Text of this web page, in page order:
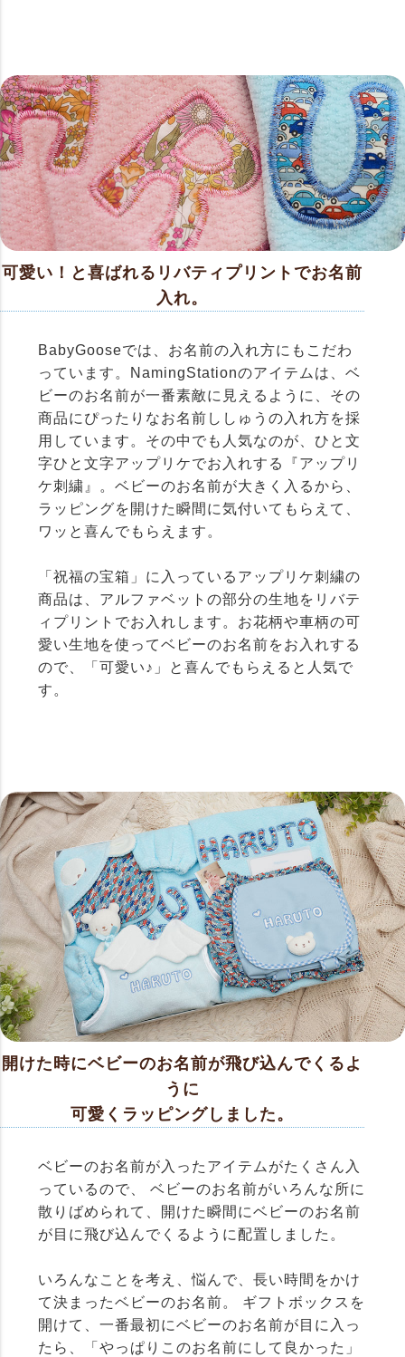
可愛い！と喜ばれるリバティプリントでお名前
入れ。
BabyGooseでは、お名前の入れ方にもこだわ
っています。NamingStationのアイテムは、ベ
ビーのお名前が一番素敵に見えるように、その
商品にぴったりなお名前ししゅうの入れ方を採
用しています。その中でも人気なのが、ひと文
字ひと文字アップリケでお入れする『アップリ
ケ刺繍』。ベビーのお名前が大きく入るから、
ラッピングを開けた瞬間に気付いてもらえて、
ワッと喜んでもらえます。
「祝福の宝箱」に入っているアップリケ刺繍の
商品は、アルファベットの部分の生地をリバテ
ィプリントでお入れします。お花柄や車柄の可
愛い生地を使ってベビーのお名前をお入れする
ので、「可愛い♪」と喜んでもらえると人気で
す。
開けた時にベビーのお名前が飛び込んでくるよ
うに
可愛くラッピングしました。
ベビーのお名前が入ったアイテムがたくさん入
っているので、 ベビーのお名前がいろんな所に
散りばめられて、開けた瞬間にベビーのお名前
が目に飛び込んでくるように配置しました。
いろんなことを考え、悩んで、長い時間をかけ
て決まったベビーのお名前。 ギフトボックスを
開けて、一番最初にベビーのお名前が目に入っ
たら、「やっぱりこのお名前にして良かった」